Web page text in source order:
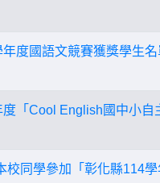
年度國語文競賽獲獎學生名
度「Cool English國中小自
校同學參加「彰化縣114